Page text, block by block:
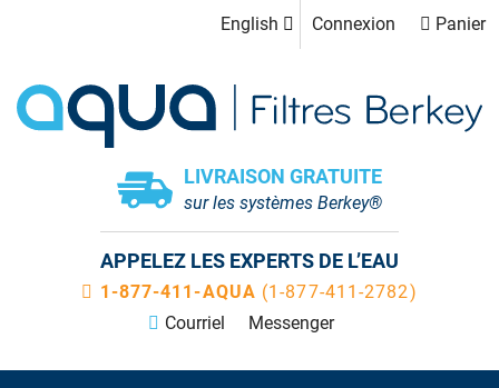
English Connexion Panier
LIVRAISON GRATUITE
sur les systèmes Berkey®
APPELEZ LES EXPERTS DE L’EAU
1-877-411-AQUA (1-877-411-2782)
Courriel
Messenger